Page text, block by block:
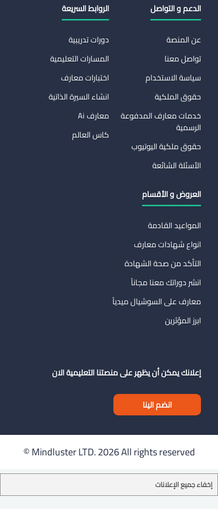
الدعم و التواصل
عن المنصة
تواصل معنا
سياسة الاستخدام
حقوق الملكية
خدمات معارف المدفوعة
الرسمية
حقوق ملكية اليوتيوب
الأسئلة الشائعة
الروابط السريعة
دورات تدريبية
المسارات التعليمية
اختبارات معارف
انشاء السيرة الذاتية
معارف Ai
كاس العالم
العروض و الأقسام
المواعيد القادمة
انواع شهادات معارف
التأكد من صحة الشهادة
انشر دوراتك معنا مجاناً
معارف على السوشيال ميدياً
ابرز المؤثرين
إعلانك يمكن أن يظهر على منصتنا التعليمية الان
انضم الينا
Mindluster LTD.2026 All rights reserved ©
إخفاء جميع الإعلانات